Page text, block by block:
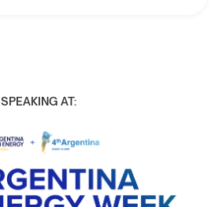
SPEAKING AT: